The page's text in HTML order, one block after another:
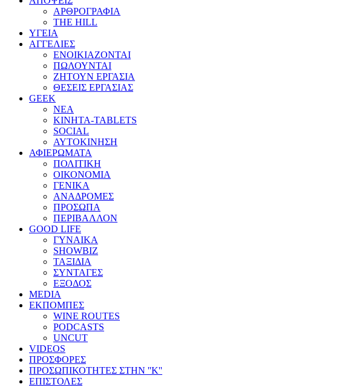
ΑΡΘΡΟΓΡΑΦΙΑ
THE HILL
ΥΓΕΙΑ
ΑΓΓΕΛΙΕΣ
ΕΝΟΙΚΙΑΖΟΝΤΑΙ
ΠΩΛΟΥΝΤΑΙ
ΖΗΤΟΥΝ ΕΡΓΑΣΙΑ
ΘΕΣΕΙΣ ΕΡΓΑΣΙΑΣ
GEEK
ΝΕΑ
ΚΙΝΗΤΑ-TABLETS
SOCIAL
ΑΥΤΟΚΙΝΗΣΗ
ΑΦΙΕΡΩΜΑΤΑ
ΠΟΛΙΤΙΚΗ
ΟΙΚΟΝΟΜΙΑ
ΓΕΝΙΚΑ
ΑΝΑΔΡΟΜΕΣ
ΠΡΟΣΩΠΑ
ΠΕΡΙΒΑΛΛΟΝ
GOOD LIFE
ΓΥΝΑΙΚΑ
SHOWBIZ
ΤΑΞΙΔΙΑ
ΣΥΝΤΑΓΕΣ
ΕΞΟΔΟΣ
MEDIA
ΕΚΠΟΜΠΕΣ
WINE ROUTES
PODCASTS
UNCUT
VIDEOS
ΠΡΟΣΦΟΡΕΣ
ΠΡΟΣΩΠΙΚΟΤΗΤΕΣ ΣΤΗΝ ''Κ''
ΕΠΙΣΤΟΛΕΣ